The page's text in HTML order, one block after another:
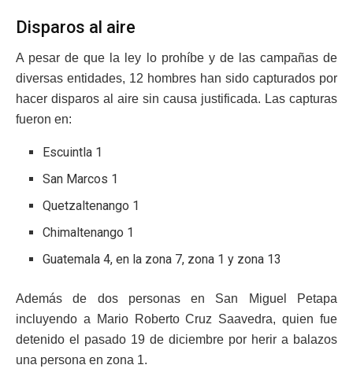
Disparos al aire
A pesar de que la ley lo prohíbe y de las campañas de
diversas entidades, 12 hombres han sido capturados por
hacer disparos al aire sin causa justificada. Las capturas
fueron en:
Escuintla 1
San Marcos 1
Quetzaltenango 1
Chimaltenango 1
Guatemala 4, en la zona 7, zona 1 y zona 13
Además de dos personas en San Miguel Petapa
incluyendo a Mario Roberto Cruz Saavedra, quien fue
detenido el pasado 19 de diciembre por herir a balazos
una persona en zona 1.